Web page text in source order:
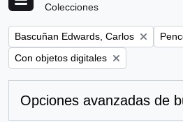
Colecciones
Remove filter:
Bascuñan Edwards, Carlos
Remove filter:
Con objetos digitales
Opciones avanzadas de